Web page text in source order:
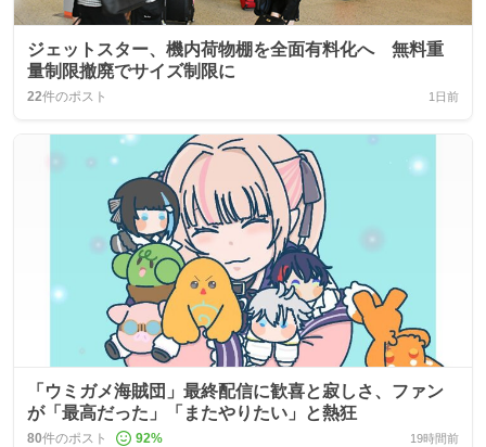
ジェットスター、機内荷物棚を全面有料化へ 無料重
量制限撤廃でサイズ制限に
22件のポスト 1日前
「ウミガメ海賊団」最終配信に歓喜と寂しさ、ファン
が「最高だった」「またやりたい」と熱狂
80件のポスト 92% 19時間前